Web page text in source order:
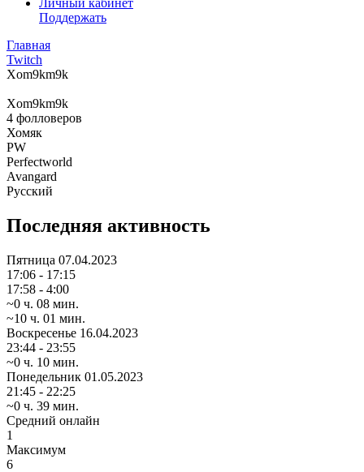
Личный кабинет
Поддержать
Главная
Twitch
Xom9km9k
Xom9km9k
4 фолловеров
Хомяк
PW
Perfectworld
Avangard
Русский
Последняя активность
Пятница 07.04.2023
17:06 - 17:15
17:58 - 4:00
~0 ч. 08 мин.
~10 ч. 01 мин.
Воскресенье 16.04.2023
23:44 - 23:55
~0 ч. 10 мин.
Понедельник 01.05.2023
21:45 - 22:25
~0 ч. 39 мин.
Средний онлайн
1
Максимум
6